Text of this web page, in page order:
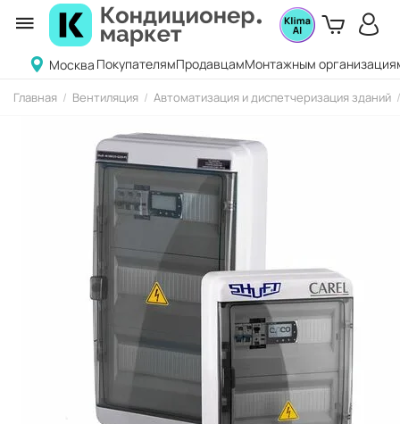
Москва ПокупателямПродавцамМонтажным
Главная / Вентиляция / Автоматизация и диспетчеризация зданий /